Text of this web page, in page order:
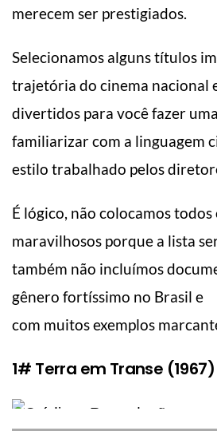
merecem ser prestigiados.
Selecionamos alguns títulos
trajetória do cinema nacional
divertidos para você fazer
familiarizar com a linguagem
estilo trabalhado pelos
É lógico, não colocamos todos
maravilhosos porque a lista
também não incluímos
gênero fortíssimo no Brasil e
com muitos exemplos
1# Terra em Transe (1967)